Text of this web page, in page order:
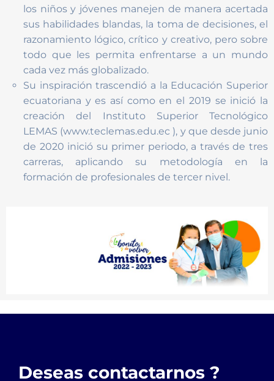
los niños y jóvenes manejen de manera acertada
sus habilidades blandas, la toma de decisiones, el
razonamiento lógico, crítico y creativo, pero sobre
todo que les permita enfrentarse a un mundo
cada vez más globalizado.
Su inspiración trascendió a la Educación Superior
ecuatoriana y es así como en el 2019 se inició la
creación del Instituto Superior Tecnológico
LEMAS (www.teclemas.edu.ec ), y que desde junio
de 2020 inició su primer periodo, a través de tres
carreras, aplicando su metodología en la
formación de profesionales de tercer nivel.
Deseas contactarnos ?